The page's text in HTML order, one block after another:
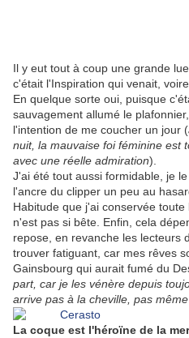
Il y eut tout à coup une grande
c'était l'Inspiration qui venait,
En quelque sorte oui, puisque
sauvagement allumé le
l'intention de me coucher un jour (
nuit, la mauvaise foi féminine est
avec une réelle admiration).
J'ai été tout aussi formidable, je
l'ancre du clipper un peu au
Habitude que j'ai conservée
n'est pas si bête. Enfin, cela
repose, en revanche les lecteurs
trouver fatiguant, car mes rêves
Gainsbourg qui aurait fumé du
part, car je les vénère depuis
arrive pas à la cheville, pas
La coque est l'héroïne de la